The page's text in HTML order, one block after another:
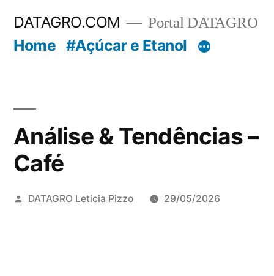
DATAGRO.COM Portal DATAGRO
Home #Açúcar e Etanol
Análise & Tendências –
Café
Publicado
DATAGRO Leticia Pizzo 29/05/2026